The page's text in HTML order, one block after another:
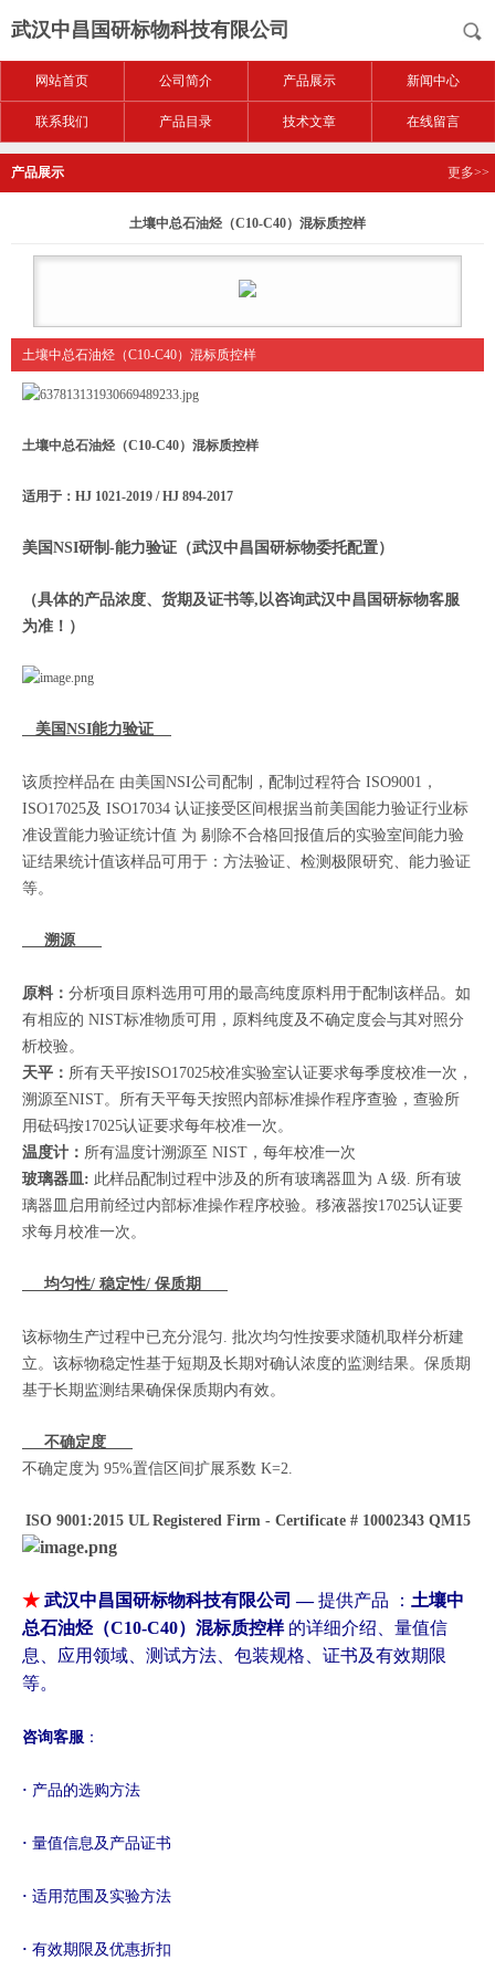
武汉中昌国研标物科技有限公司
网站首页 公司简介 产品展示 新闻中心
联系我们 产品目录 技术文章 在线留言
产品展示 更多>>
土壤中总石油烃（C10-C40）混标质控样
土壤中总石油烃（C10-C40）混标质控样
土壤中总石油烃（C10-C40）混标质控样
适用于：HJ 1021-2019 / HJ 894-2017
美国NSI研制-能力验证（武汉中昌国研标物委托配置）
（具体的产品浓度、货期及证书等,以咨询武汉中昌国研标物客服
为准！）
美国NSI能力验证
该质控样品在 由美国NSI公司配制，配制过程符合 ISO9001，
ISO17025及 ISO17034 认证接受区间根据当前美国能力验证行业标
准设置能力验证统计值 为 剔除不合格回报值后的实验室间能力验
证结果统计值该样品可用于：方法验证、检测极限研究、能力验证
等。
溯源
原料： 分析项目原料选用可用的最高纯度原料用于配制该样品。如
有相应的 NIST标准物质可用，原料纯度及不确定度会与其对照分
析校验。
天平： 所有天平按ISO17025校准实验室认证要求每季度校准一次，
溯源至NIST。所有天平每天按照内部标准操作程序查验，查验所
用砝码按17025认证要求每年校准一次。
温度计： 所有温度计溯源至 NIST，每年校准一次
玻璃器皿: 此样品配制过程中涉及的所有玻璃器皿为 A 级. 所有玻
璃器皿启用前经过内部标准操作程序校验。移液器按17025认证要
求每月校准一次。
均匀性/ 稳定性/ 保质期
该标物生产过程中已充分混匀. 批次均匀性按要求随机取样分析建
立。该标物稳定性基于短期及长期对确认浓度的监测结果。保质期
基于长期监测结果确保保质期内有效。
不确定度
不确定度为 95%置信区间扩展系数 K=2.
ISO 9001:2015 UL Registered Firm - Certificate # 10002343 QM15
★ 武汉中昌国研标物科技有限公司 —提供产品 ： 土壤中
总石油烃（C10-C40）混标质控样 的详细介绍、量值信
息、应用领域、测试方法、包装规格、证书及有效期限
等。
咨询客服 ：
· 产品的选购方法
· 量值信息及产品证书
· 适用范围及实验方法
· 有效期限及优惠折扣